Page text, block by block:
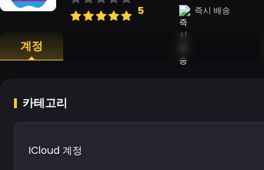
5 즉시 배송
계정
카테고리
ICloud 계정